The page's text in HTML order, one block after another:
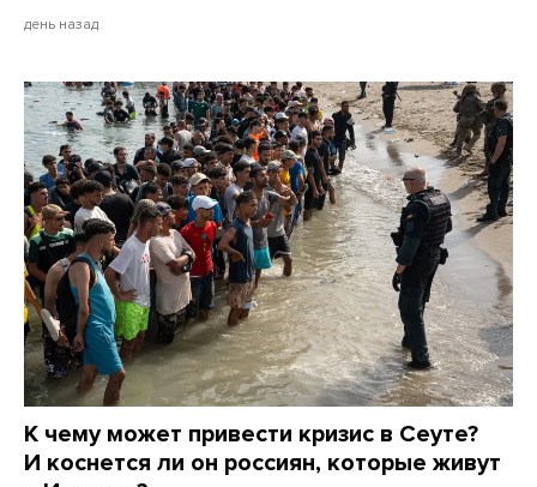
день назад
К чему может привести кризис в Сеуте?
И коснется ли он россиян, которые живут